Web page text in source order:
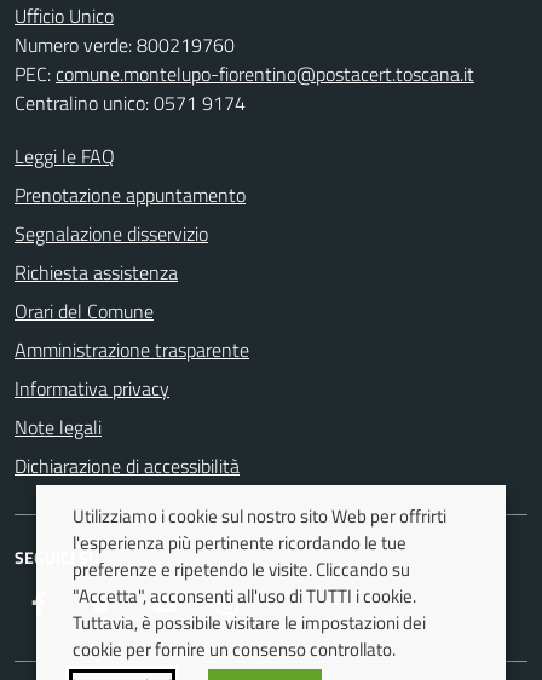
Ufficio Unico
Numero verde: 800219760
PEC:comune.montelupo-fiorentino@postacert.toscana.it
Centralino unico: 0571 9174
Leggi le FAQ
Prenotazione appuntamento
Segnalazione disservizio
Richiesta assistenza
Orari del Comune
Amministrazione trasparente
Informativa privacy
Note legali
Dichiarazione di accessibilità
SEGUICI SU
FacebookTwitter YoutubeInstagram
Utilizziamo i cookie sul nostro sito Web per offrirti
l'esperienza più pertinente ricordando le tue
preferenze e ripetendo le visite. Cliccando su
"Accetta", acconsenti all'uso di TUTTI i cookie.
Tuttavia, è possibile visitare le impostazioni dei
cookie per fornire un consenso controllato.